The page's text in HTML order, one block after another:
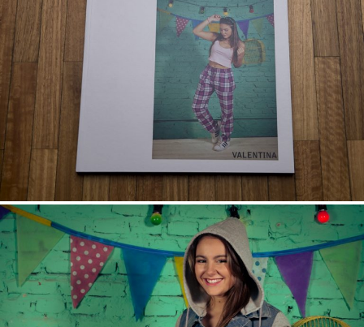
SOBRE MI
LABORATORIO
CONTACTO
INSTAGRAM